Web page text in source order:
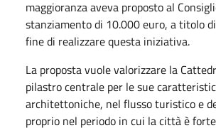
maggioranza aveva proposto al
stanziamento di 10.000 euro, a titolo
fine di realizzare questa iniziativa.
La proposta vuole valorizzare la
pilastro centrale per le sue
architettoniche, nel flusso turistico e
proprio nel periodo in cui la città è